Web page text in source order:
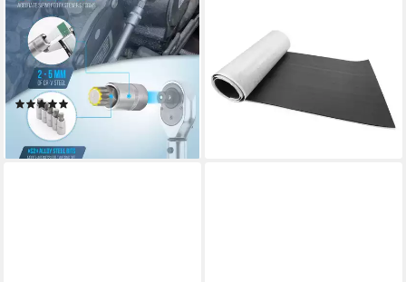
HASKYY
Steckschlüssel Innenvielzahn-
Satz XZN M4-M18 Bit Steck-
Nuss-Schlüssel-Einsatz 1/2"
Se
(1)
19,99 €
lieferbar - in 2-3 Werktagen bei dir
Schaumdämmung Akustik
Schaumstoff 10mm Soft-Butyl
Rolle 1qm
18,99 €
lieferbar - in 2-3 Werktagen bei dir